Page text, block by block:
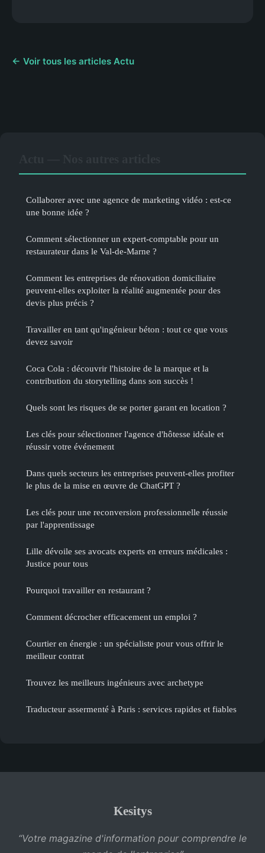
← Voir tous les articles Actu
Collaborer avec une agence de marketing vidéo : est-ce
une bonne idée ?
Comment sélectionner un expert-comptable pour un
restaurateur dans le Val-de-Marne ?
Comment les entreprises de rénovation domiciliaire
peuvent-elles exploiter la réalité augmentée pour des
devis plus précis ?
Travailler en tant qu'ingénieur béton : tout ce que vous
devez savoir
Coca Cola : découvrir l'histoire de la marque et la
contribution du storytelling dans son succès !
Quels sont les risques de se porter garant en location ?
Les clés pour sélectionner l'agence d'hôtesse idéale et
réussir votre événement
Dans quels secteurs les entreprises peuvent-elles profiter
le plus de la mise en œuvre de ChatGPT ?
Les clés pour une reconversion professionnelle réussie
par l'apprentissage
Lille dévoile ses avocats experts en erreurs médicales :
Justice pour tous
Pourquoi travailler en restaurant ?
Comment décrocher efficacement un emploi ?
Courtier en énergie : un spécialiste pour vous offrir le
meilleur contrat
Trouvez les meilleurs ingénieurs avec archetype
Traducteur assermenté à Paris : services rapides et fiables
Kesitys
“Votre magazine d'information pour comprendre le